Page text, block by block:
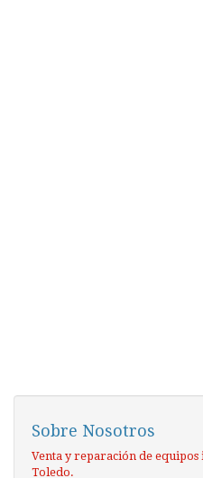
Sobre Nosotros
Venta y reparación de
Toledo.